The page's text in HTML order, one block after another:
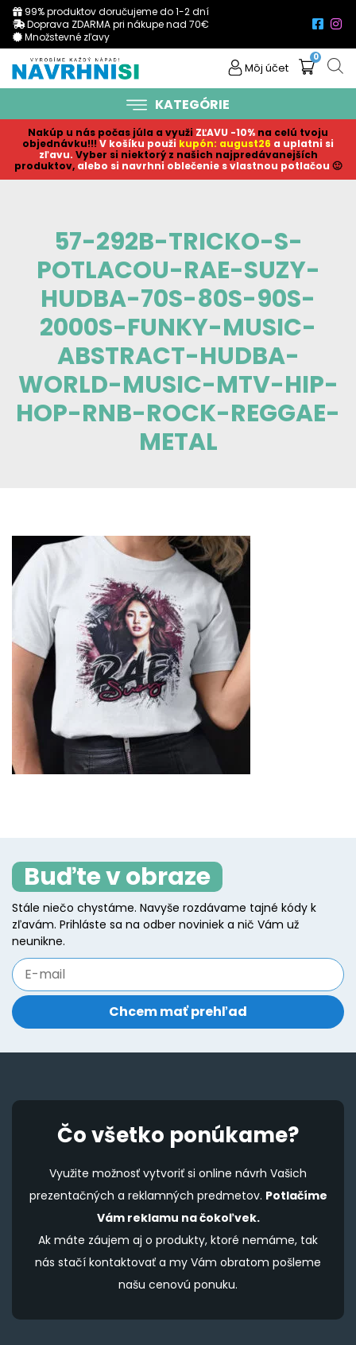
99% produktov doručujeme do 1-2 dní
Doprava ZDARMA pri nákupe nad 70€
Množstevné zľavy
Môj účet
0
KATEGÓRIE
Nakúp u nás počas júla a využi ZĽAVU -10% na celú tvoju
objednávku!!! V košíku použi kupón: august26 a uplatni si
zľavu. Vyber si niektorý z našich najpredávanejších
produktov, alebo si navrhni oblečenie s vlastnou potlačou 🙂
57-292B-TRICKO-S-
POTLACOU-RAE-SUZY-
HUDBA-70S-80S-90S-
2000S-FUNKY-MUSIC-
ABSTRACT-HUDBA-
WORLD-MUSIC-MTV-HIP-
HOP-RNB-ROCK-REGGAE-
METAL
Buďte v obraze
Stále niečo chystáme. Navyše rozdávame tajné kódy k
zľavám. Prihláste sa na odber noviniek a nič Vám už
neunikne.
Čo všetko ponúkame?
Využite možnosť vytvoriť si online návrh Vašich
prezentačných a reklamných predmetov. Potlačíme
Vám reklamu na čokoľvek.
Ak máte záujem aj o produkty, ktoré nemáme, tak
nás stačí kontaktovať a my Vám obratom pošleme
našu cenovú ponuku.